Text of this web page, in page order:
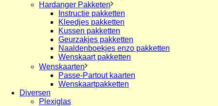
Hardanger Pakketen
Instructie pakketten
Kleedjes pakketten
Kussen pakketten
Geurzakjes pakketten
Naaldenboekjes enzo pakketten
Wenskaart pakketten
Wenskaarten
Passe-Partout kaarten
Wenskaartpakketten
Diversen
Plexiglas